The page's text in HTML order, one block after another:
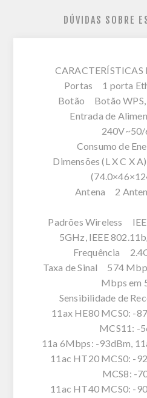
DÚVIDAS SOBRE
CARACTERÍSTICAS
Portas 1 porta
Botão Botão WPS,
Entrada de
Consumo de
Dimensões (L X C X
Antena 2
Padrões Wireless
5GHz, IEEE
Frequência
Taxa de Sinal 574
Mbps em
Sensibilidade de
11ax HE80 MCS0: -
MCS11: -
11a 6Mbps: -93dBm,
11ac HT20 MCS0: -
MCS8: -
11ac HT40 MCS0: -